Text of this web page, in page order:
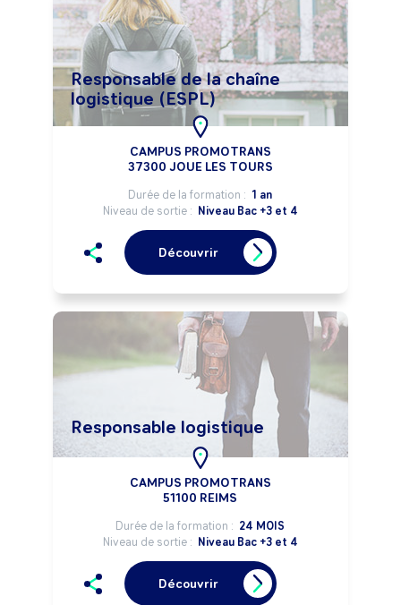
Responsable de la chaîne
logistique (ESPL)
CAMPUS PROMOTRANS
37300 JOUE LES TOURS
Durée de la formation : 1 an
Niveau de sortie : Niveau Bac +3 et 4
Découvrir
Responsable logistique
CAMPUS PROMOTRANS
51100 REIMS
Durée de la formation : 24 MOIS
Niveau de sortie : Niveau Bac +3 et 4
Découvrir